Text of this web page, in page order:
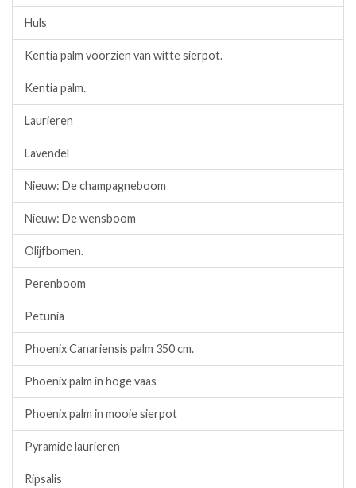
Huls
Kentia palm voorzien van witte sierpot.
Kentia palm.
Laurieren
Lavendel
Nieuw: De champagneboom
Nieuw: De wensboom
Olijfbomen.
Perenboom
Petunia
Phoenix Canariensis palm 350 cm.
Phoenix palm in hoge vaas
Phoenix palm in mooie sierpot
Pyramide laurieren
Ripsalis